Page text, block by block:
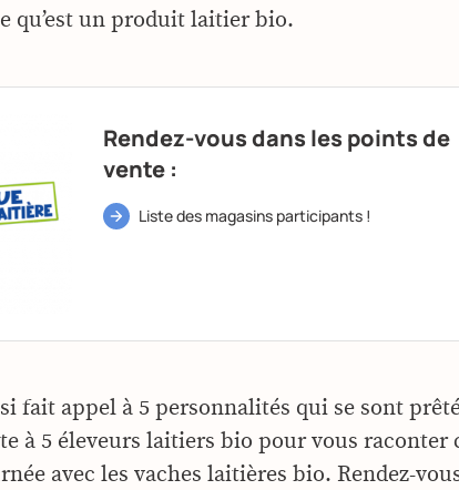
qu’est un produit laitier bio.
Rendez-vous dans les points de
vente :
Liste des magasins participants !
fait appel à 5 personnalités qui se sont
à 5 éleveurs laitiers bio pour vous raconter
avec les vaches laitières bio. Rendez-